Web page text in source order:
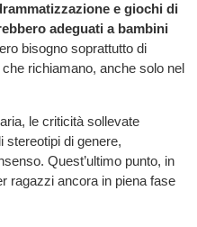
e giochi di
adeguati a bambini
bisogno soprattutto di
richiamano, anche solo nel
le criticità sollevate
stereotipi di genere,
Quest’ultimo punto, in
ragazzi ancora in piena fase